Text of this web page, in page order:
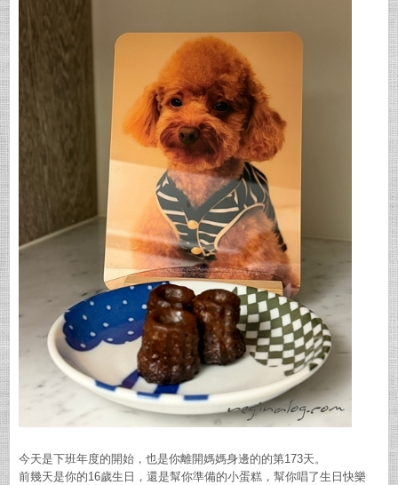
今天是下班年度的開始，也是你離開媽媽身邊的的第173天。
前幾天是你的16歲生日，還是幫你準備的小蛋糕，幫你唱了生日快樂